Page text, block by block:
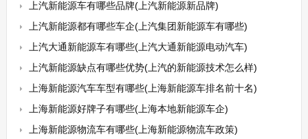
上汽新能源车有哪些品牌(上汽新能源新品牌)
上汽新能源都有哪些车企(上汽集团新能源车有哪些)
上汽大通新能源车有哪些(上汽大通新能源电动汽车)
上汽新能源缺点有哪些优势(上汽的新能源技术怎么样)
上海新能源汽车车型有哪些(上海新能源车排名前十名)
上海新能源好牌子有哪些(上海本地新能源车企)
上海新能源物流车有哪些(上海新能源物流车政策)